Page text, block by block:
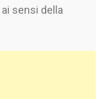
sensi della